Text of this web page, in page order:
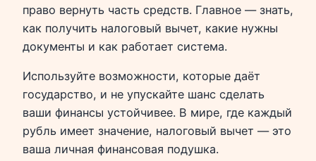
право вернуть часть средств. Главное — знать,
как получить налоговый вычет, какие нужны
документы и как работает система.
Используйте возможности, которые даёт
государство, и не упускайте шанс сделать
ваши финансы устойчивее. В мире, где каждый
рубль имеет значение, налоговый вычет — это
ваша личная финансовая подушка.